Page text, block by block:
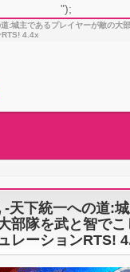
");
:城主であるプレイヤーが敵の大
RTS! 4.4x
-天下統一への道:
部隊を武と智でこ
レーションRTS!